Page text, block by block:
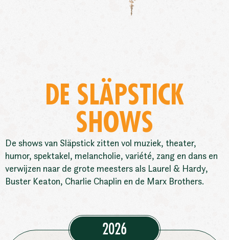
DE SLÄPSTICK
SHOWS
De shows van Släpstick zitten vol muziek, theater,
humor, spektakel, melancholie, variété, zang en dans en
verwijzen naar de grote meesters als Laurel & Hardy,
Buster Keaton, Charlie Chaplin en de Marx Brothers.
2026